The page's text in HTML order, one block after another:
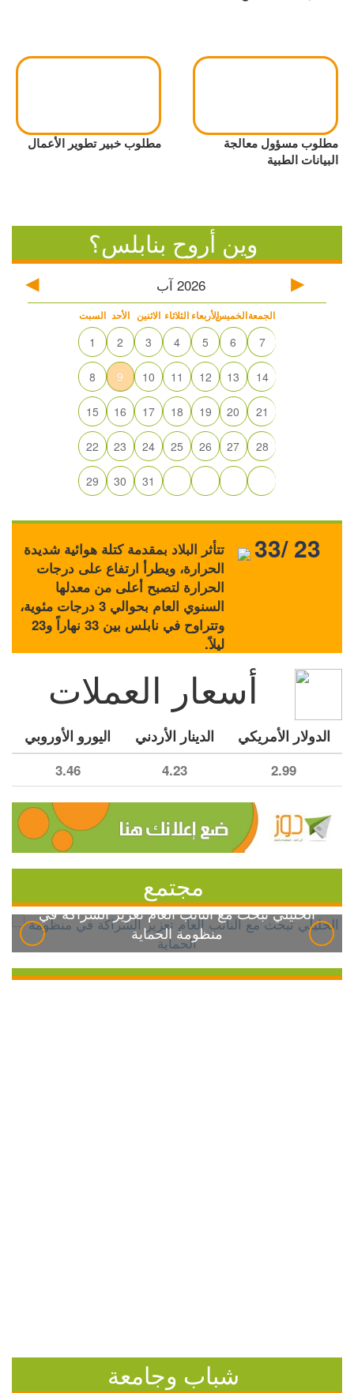
مطلوب مسؤول معالجة
البيانات الطبية
مطلوب خبير تطوير الأعمال
وين أروح بنابلس؟
2026 آب
السبت الأحد الاثنين الثلاثاء الأربعاءالخميسالجمعة
1 2 3 4 5 6 7
8 9 10 11 12 13 14
15 16 17 18 19 20 21
22 23 24 25 26 27 28
29 30 31
تتأثر البلاد بمقدمة كتلة هوائية شديدة
الحرارة، ويطرأ ارتفاع على درجات
الحرارة لتصبح أعلى من معدلها
السنوي العام بحوالي 3 درجات مئوية،
وتتراوح في نابلس بين 33 نهاراً و23
ليلاً.
33/ 23
أسعار العملات
الدولار الأمريكي الدينار الأردني اليورو الأوروبي
2.99
4.23
3.46
مجتمع
الخليلي تبحث مع النائب العام تعزيز الشراكة في
منظومة الحماية
شباب وجامعة